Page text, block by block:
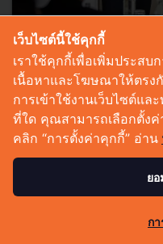
ถอดรหัส Growth Forum
'Mindfulness' ถึงสำคัญไ
ถอดรหัส Growth Forum
ถึงสำคัญไม่แพ้ 'กลยุทธ์' ในยุค
ผู้นำระดับโลก ทั้งการอ่านใจลูก
พฤศจิกายน 11, 2025
เว็บไซต์นี้ใช้คุกกี้
เราใช้คุกกี้เพื่อเพิ่มประส
เนื้อหาและโฆษณาให้ตรง
การเข้าใช้งานเว็บไซต์แล
ที่ใด คุณสามารถเลือกตั้ง
คลิก “การตั้งค่าคุกกี้” อ่าน
ย
ก